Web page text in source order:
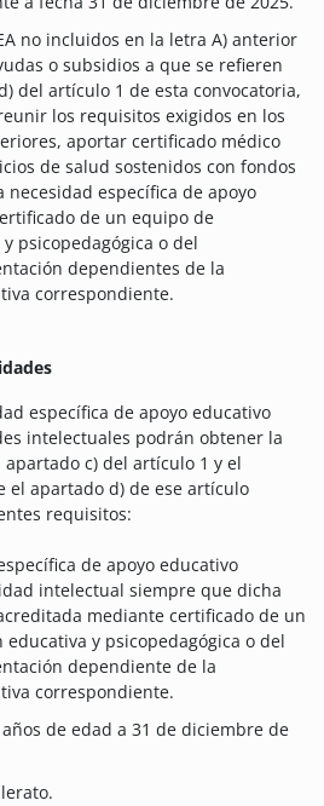
no incluidos en la letra A) anterior
o subsidios a que se refieren
del artículo 1 de esta convocatoria,
los requisitos exigidos en los
aportar certificado médico
de salud sostenidos con fondos
específica de apoyo
de un equipo de
psicopedagógica o del
dependientes de la
correspondiente.
específica de apoyo educativo
intelectuales podrán obtener la
c) del artículo 1 y el
el apartado d) de ese artículo
requisitos:
de apoyo educativo
intelectual siempre que dicha
mediante certificado de un
y psicopedagógica o del
dependiente de la
correspondiente.
de edad a 31 de diciembre de